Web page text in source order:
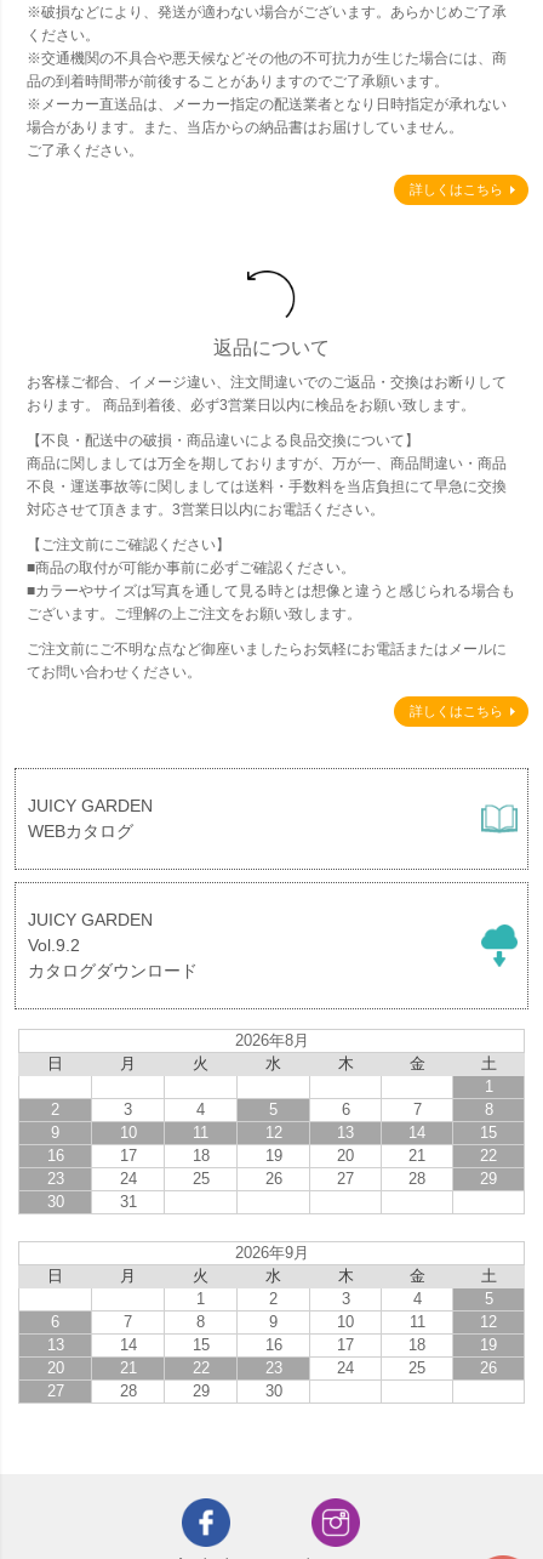
※破損などにより、発送が適わない場合がございます。あらかじめご了承
ください。
※交通機関の不具合や悪天候などその他の不可抗力が生じた場合には、商
品の到着時間帯が前後することがありますのでご了承願います。
※メーカー直送品は、メーカー指定の配送業者となり日時指定が承れない
場合があります。また、当店からの納品書はお届けしていません。
ご了承ください。
詳しくはこちら
返品について
お客様ご都合、イメージ違い、注文間違いでのご返品・交換はお断りして
おります。 商品到着後、必ず3営業日以内に検品をお願い致します。
【不良・配送中の破損・商品違いによる良品交換について】
商品に関しましては万全を期しておりますが、万が一、商品間違い・商品
不良・運送事故等に関しましては送料・手数料を当店負担にて早急に交換
対応させて頂きます。3営業日以内にお電話ください。
【ご注文前にご確認ください】
■商品の取付が可能か事前に必ずご確認ください。
■カラーやサイズは写真を通して見る時とは想像と違うと感じられる場合も
ございます。ご理解の上ご注文をお願い致します。
ご注文前にご不明な点など御座いましたらお気軽にお電話またはメールに
てお問い合わせください。
詳しくはこちら
JUICY GARDEN
WEBカタログ
JUICY GARDEN
Vol.9.2
カタログダウンロード
2026年8月
日
月 火 水 木 金
土
1
2
3 4 5 6 7
8
9
10 11 12 13 14
15
16
17 18 19 20 21
22
23
24 25 26 27 28
29
30
31
2026年9月
日
月 火 水 木 金
土
1
2 3 4
5
6
7 8 9 10 11
12
13
14 15 16 17 18
19
20
21 22 23 24 25
26
27
28 29 30